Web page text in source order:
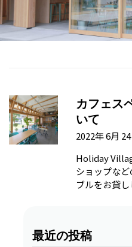
カフェス
いて
2022年 6月
Holiday
ショップな
ブルをお貸
最近の投稿